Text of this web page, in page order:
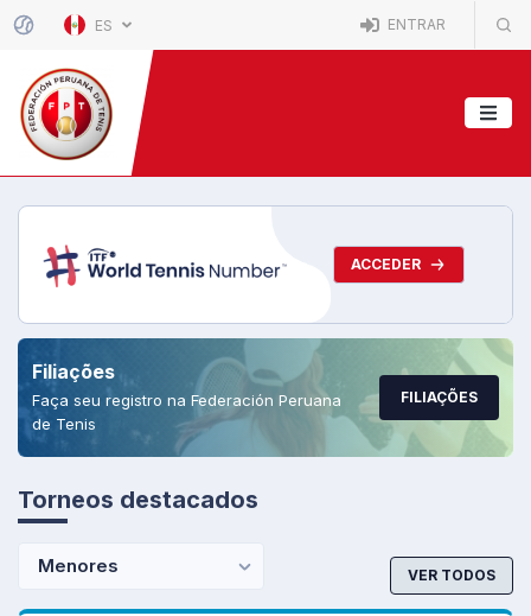
ES ENTRAR
ACCEDER
Filiações
Faça seu registro na Federación Peruana
de Tenis
FILIAÇÕES
Torneos destacados
Menores VER TODOS